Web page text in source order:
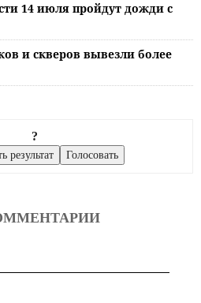
14 июля пройдут дожди с
и скверов вывезли более
?